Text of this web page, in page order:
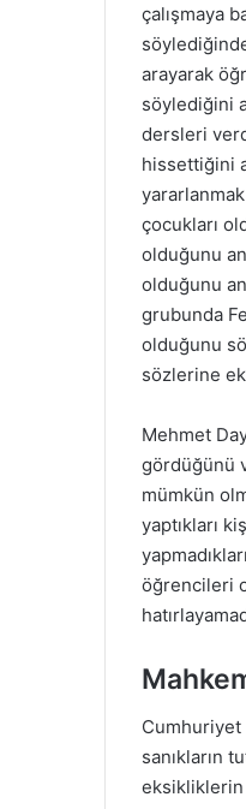
çalışmaya
arayarak
söylediğini
dersleri
hissettiğini
çocukları
olduğunu
olduğunu
grubunda
olduğunu
sözlerine
Mehmet
gördüğünü
mümkün
yaptıkları
öğrencileri
Cumhuriyet
sanıkların
eksikliklerin